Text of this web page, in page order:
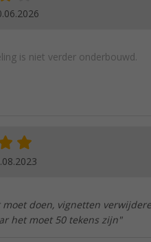
is niet verder onderbouwd.
moet doen, vignetten
het moet 50 tekens zijn"